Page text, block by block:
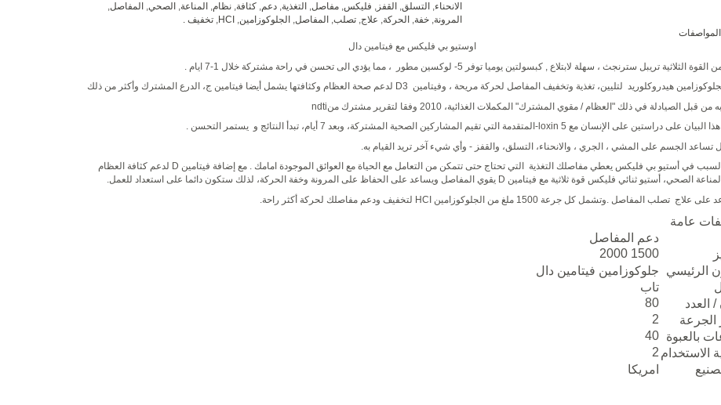
الانحناء, التسلق, القفز, فليكس,مفاصل, التغذية,دعم,كثافة,نظام, المناعة, الصحي, المفاصل,
المرونة,خفة, الحركة, علاج,تصلب, المفاصل, الجلوكوزامين,
HCI
,تخفيف .
المواصفات
اوستيو بي فليكس مع فيتامين دال
القوة الثلاثية تريبل سترنجث ، سهلة لابتلاع , كبسولتين يوميا توفر 5
- لوكسين مطور ، مما يؤدي الى تحسن في راحة مشتركة خلال 1-7 ايام .
هيدروكلوريد لتليين، تغذية وتخفيف المفاصل لحركة مريحة ، وفيتامين D3 لدعم صحة العظام وكثافتها يشمل أيضا فيتامين ج، الدرع المشترك وأكثر من ذلك
قبل الصيادلة في ذلك "العظام / مقوي المشترك" المكملات الغذائية، 2010 وفقا لتقرير مشترك من
ndti
البيان على دراستين على الإنسان مع 5
-loxin المتقدمة التي تقيم المشاركين الصحية المشتركة، وبعد 7 أيام، تبدأ النتائج و يستمر التحسن .
تساعد الجسم على المشي ، الجري ، والانحناء، التسلق، والقفز - وأي شيء آخر تريد القيام به.
في أستيو بي فليكس يعطي مفاصلك التغذية التي تحتاج حتى تتمكن من التعامل مع الحياة مع العوائق الموجودة امامك . مع إضافة فيتامين D لدعم كثافة العظام
الصحي، أستيو ثنائي فليكس قوة ثلاثية مع فيتامين Dيقوي المفاصل ويساعد على الحفاظ على المرونة وخفة الحركة، لذلك ستكون دائما على استعداد للعمل.
على علاج تصلب المفاصل وتشمل كل جرعة 1500 ملغ من الجلوكوزامين HCI لتخفيف ودعم مفاصلك لحركة أكثر راحة
عامة
دعم المفاصل
1500 2000
الرئيسي
جلوكوزامين فيتامين دال
تاب
/ العدد
80
الجرعة
2
بالعبوة
40
الاستخدام 2
امريكا